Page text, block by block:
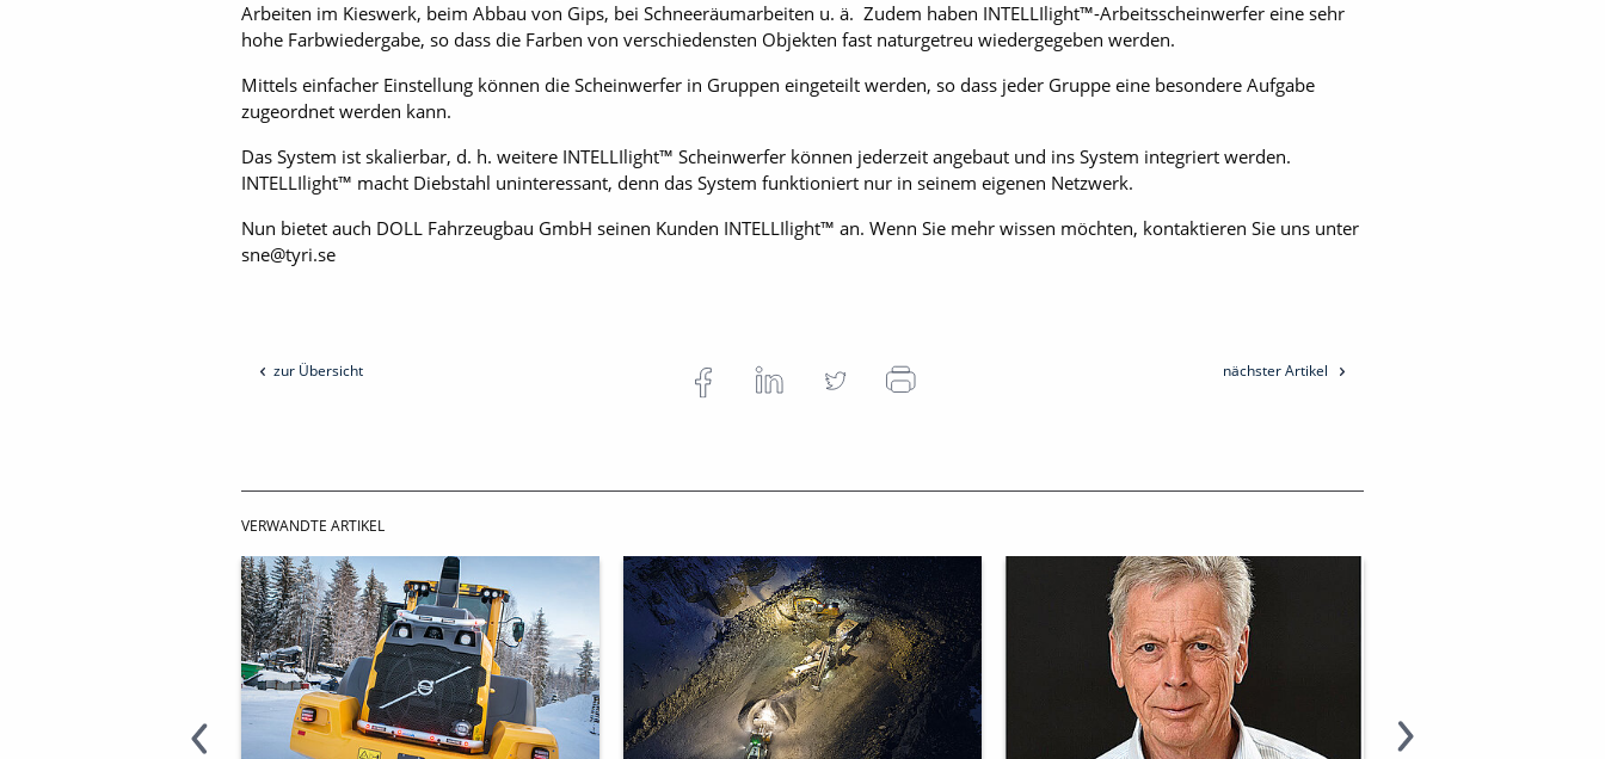
Arbeiten im Kieswerk, beim Abbau von Gips, bei Schneeräumarbeiten u. ä. Zudem haben INTELLIlight™-Arbeitsscheinwerfer eine sehr
hohe Farbwiedergabe, so dass die Farben von verschiedensten Objekten fast naturgetreu wiedergegeben werden.
Mittels einfacher Einstellung können die Scheinwerfer in Gruppen eingeteilt werden, so dass jeder Gruppe eine besondere Aufgabe
zugeordnet werden kann.
Das System ist skalierbar, d. h. weitere INTELLIlight™ Scheinwerfer können jederzeit angebaut und ins System integriert werden.
INTELLIlight™ macht Diebstahl uninteressant, denn das System funktioniert nur in seinem eigenen Netzwerk.
Nun bietet auch DOLL Fahrzeugbau GmbH seinen Kunden INTELLIlight™ an. Wenn Sie mehr wissen möchten, kontaktieren Sie uns unter
sne@tyri.se
zur Übersicht nächster Artikel
VERWANDTE ARTIKEL